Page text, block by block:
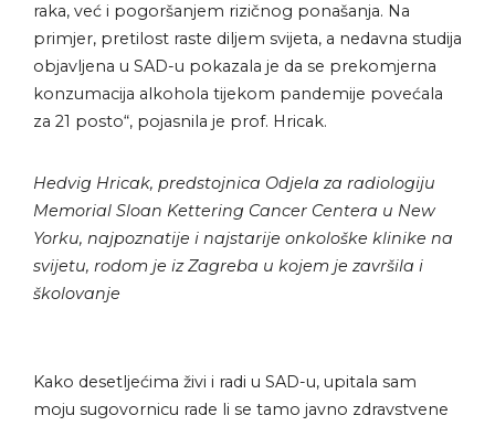
raka, već i pogoršanjem rizičnog ponašanja. Na
primjer, pretilost raste diljem svijeta, a nedavna studija
objavljena u SAD-u pokazala je da se prekomjerna
konzumacija alkohola tijekom pandemije povećala
za 21 posto“, pojasnila je prof. Hricak.
Hedvig Hricak, predstojnica Odjela za radiologiju
Memorial Sloan Kettering Cancer Centera u New
Yorku, najpoznatije i najstarije onkološke klinike na
svijetu, rodom je iz Zagreba u kojem je završila i
školovanje
Kako desetljećima živi i radi u SAD-u, upitala sam
moju sugovornicu rade li se tamo javno zdravstvene